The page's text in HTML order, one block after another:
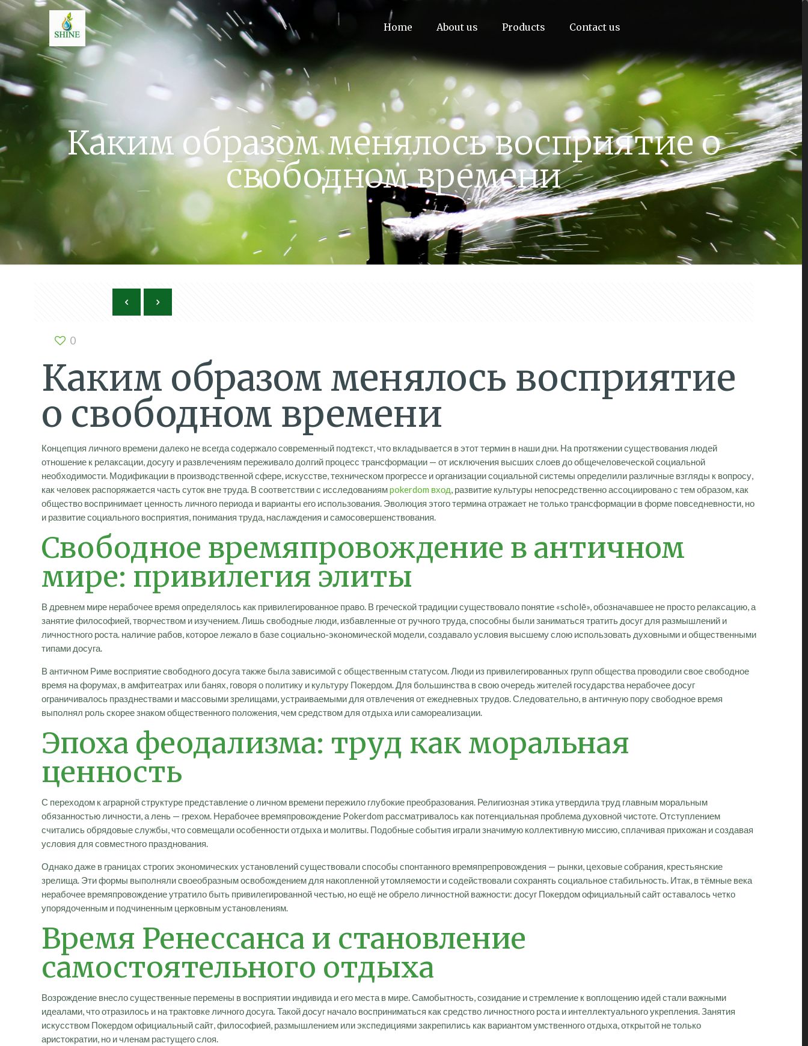
Home About us Products Contact us
Каким образом менялось восприятие о
свободном времени
0
Каким образом менялось восприятие
о свободном времени
Концепция личного времени далеко не всегда содержало современный подтекст, что вкладывается в этот термин в наши дни. На протяжении существования людей
отношение к релаксации, досугу и развлечениям переживало долгий процесс трансформации — от исключения высших слоев до общечеловеческой социальной
необходимости. Модификации в производственной сфере, искусстве, техническом прогрессе и организации социальной системы определили различные взгляды к вопросу,
как человек распоряжается часть суток вне труда. В соответствии с исследованиямpokerdom вход, развитие культуры непосредственно ассоциировано с тем образом, как
общество воспринимает ценность личного периода и варианты его использования. Эволюция этого термина отражает не только трансформации в форме повседневности, но
и развитие социального восприятия, понимания труда, наслаждения и самосовершенствования.
Свободное времяпровождение в античном
мире: привилегия элиты
В древнем мире нерабочее время определялось как привилегированное право. В греческой традиции существовало понятие «scholē», обозначавшее не просто релаксацию, а
занятие философией, творчеством и изучением. Лишь свободные люди, избавленные от ручного труда, способны были заниматься тратить досуг для размышлений и
личностного роста. наличие рабов, которое лежало в базе социально-экономической модели, создавало условия высшему слою использовать духовными и общественными
типами досуга.
В античном Риме восприятие свободного досуга также была зависимой с общественным статусом. Люди из привилегированных групп общества проводили свое свободное
время на форумах, в амфитеатрах или банях, говоря о политику и культуру Покердом. Для большинства в свою очередь жителей государства нерабочее досуг
ограничивалось празднествами и массовыми зрелищами, устраиваемыми для отвлечения от ежедневных трудов. Следовательно, в античную пору свободное время
выполнял роль скорее знаком общественного положения, чем средством для отдыха или самореализации.
Эпоха феодализма: труд как моральная
ценность
С переходом к аграрной структуре представление о личном времени пережило глубокие преобразования. Религиозная этика утвердила труд главным моральным
обязанностью личности, а лень — грехом. Нерабочее времяпровождение Pokerdom рассматривалось как потенциальная проблема духовной чистоте. Отступлением
считались обрядовые службы, что совмещали особенности отдыха и молитвы. Подобные события играли значимую коллективную миссию, сплачивая прихожан и создавая
условия для совместного празднования.
Однако даже в границах строгих экономических установлений существовали способы спонтанного времяпрепровождения — рынки, цеховые собрания, крестьянские
зрелища. Эти формы выполняли своеобразным освобождением для накопленной утомляемости и содействовали сохранять социальное стабильность. Итак, в тёмные века
нерабочее времяпровождение утратило быть привилегированной честью, но ещё не обрело личностной важности: досуг Покердом официальный сайт оставалось четко
упорядоченным и подчиненным церковным установлениям.
Время Ренессанса и становление
самостоятельного отдыха
Возрождение внесло существенные перемены в восприятии индивида и его места в мире. Самобытность, созидание и стремление к воплощению идей стали важными
идеалами, что отразилось и на трактовке личного досуга. Такой досуг начало восприниматься как средство личностного роста и интеллектуального укрепления. Занятия
искусством Покердом официальный сайт, философией, размышлением или экспедициями закрепились как вариантом умственного отдыха, открытой не только
аристократии, но и членам растущего слоя.